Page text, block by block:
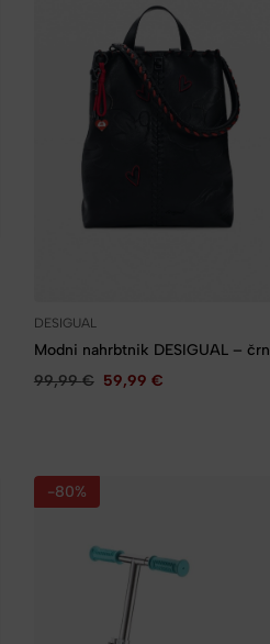
DESIGUAL
Modni nahrbtnik DESIGUAL – črn
99,99€ 59,99 €
-80%